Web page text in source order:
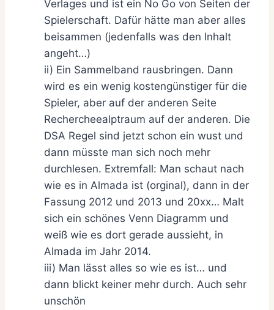
Verlages und ist ein No Go von Seiten der
Spielerschaft. Dafür hätte man aber alles
beisammen (jedenfalls was den Inhalt
angeht…)
ii) Ein Sammelband rausbringen. Dann
wird es ein wenig kostengünstiger für die
Spieler, aber auf der anderen Seite
Rechercheealptraum auf der anderen. Die
DSA Regel sind jetzt schon ein wust und
dann müsste man sich noch mehr
durchlesen. Extremfall: Man schaut nach
wie es in Almada ist (orginal), dann in der
Fassung 2012 und 2013 und 20xx… Malt
sich ein schönes Venn Diagramm und
weiß wie es dort gerade aussieht, in
Almada im Jahr 2014.
iii) Man lässt alles so wie es ist… und
dann blickt keiner mehr durch. Auch sehr
unschön